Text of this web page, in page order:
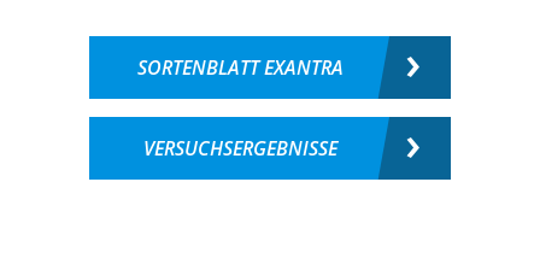
SORTENBLATT EXANTRA
VERSUCHSERGEBNISSE